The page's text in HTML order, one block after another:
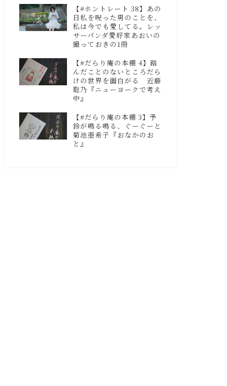
【#ホントレート 38】あの
日私を呪った男のことを、
私は今でも愛してる。レッ
サーパンダ愛好家あおいの
撮っておきの1冊
【#だらり庵の本棚 4】踏
んだことのないところだら
けの世界を面白がる 近藤
聡乃『ニューヨークで考え
中』
【#だらり庵の本棚 3】予
鈴が鳴る鳴る、ぐーぐーと
菊池亜希子『おなかのお
と』